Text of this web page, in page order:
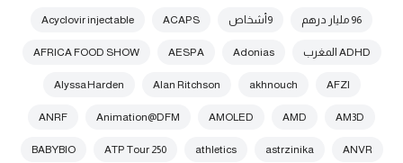
96 مليار درهم 9أشخاص ACAPS
Acyclovir injectable
ADHD المغرب Adonias
AESPA
AFRICA FOOD SHOW
AFZI
akhnouch
Alan Ritchson
Alyssa Harden
AM3D
AMD
AMOLED
Animation@DFM
ANRF
ANVR
astrzinika
athletics
ATP Tour 250
BABYBIO